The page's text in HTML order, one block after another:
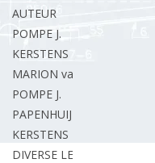
AUTEUR
POMPE J.
KERSTENS M.
MARION van L.
POMPE J.
PAPENHUIJZEN H.
KERSTENS F.
DIVERSE LEDEN